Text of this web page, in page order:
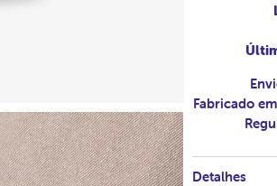
Fabricado
Detalhes